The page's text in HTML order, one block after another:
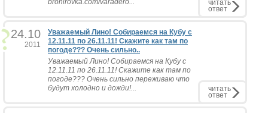
bronirovka.com/varadero...
читать
ответ
24.10
2011
Уважаемый Лино! Собираемся на Кубу с
12.11.11 по 26.11.11! Скажите как там по
погоде??? Очень сильно..
Уважаемый Лино! Собираемся на Кубу с
12.11.11 по 26.11.11! Скажите как там по
погоде??? Очень сильно переживаю что
будут холодно и дожди!...
читать
ответ